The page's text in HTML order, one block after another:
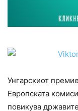
Унгарскиот
Европската
повикува